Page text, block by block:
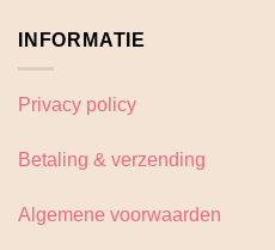
INFORMATIE
Privacy policy
Betaling & verzending
Algemene voorwaarden